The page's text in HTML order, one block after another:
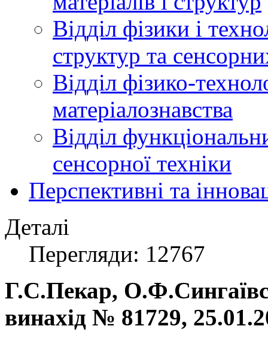
Відділ фізики і
структур та
Відділ фізико-
матеріалознавства
Відділ
сенсорної техніки
Перспективні та
Деталі
Перегляди: 12767
Г.С.Пекар,
винахід № 81729,